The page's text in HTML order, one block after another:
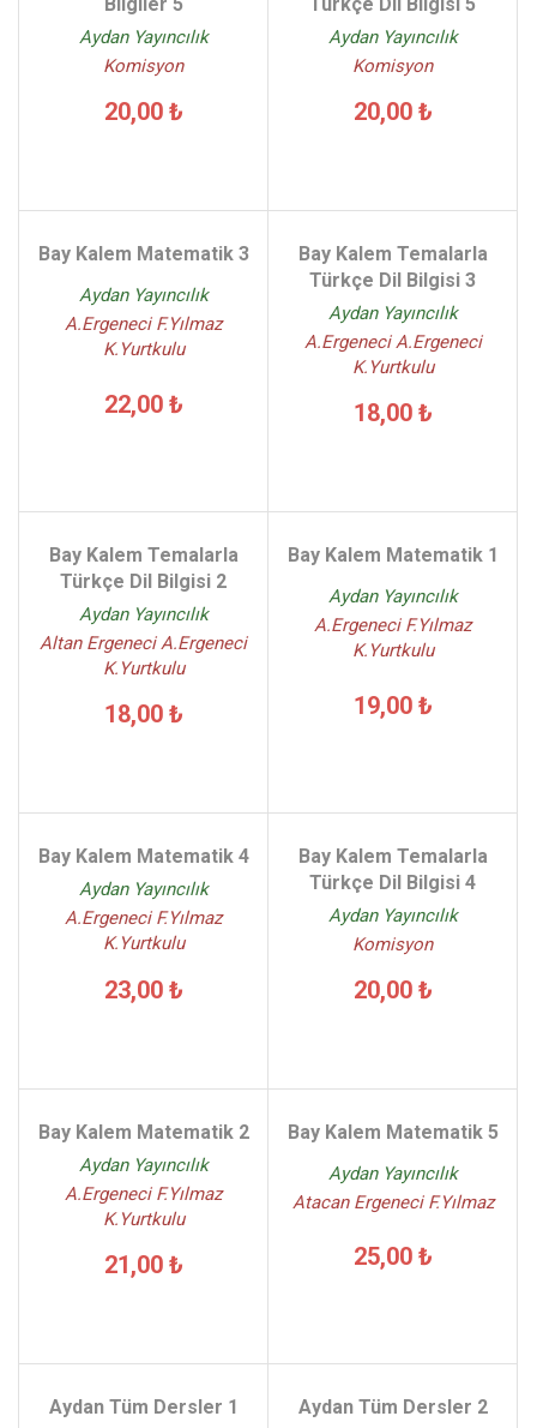
Aydan Yayıncılık
Komisyon
20,00 ₺
Aydan Yayıncılık
Komisyon
20,00 ₺
Bay Kalem Matematik 3
Aydan Yayıncılık
A.Ergeneci F.Yılmaz
K.Yurtkulu
22,00 ₺
Bay Kalem Temalarla
Türkçe Dil Bilgisi 3
Aydan Yayıncılık
A.Ergeneci A.Ergeneci
K.Yurtkulu
18,00 ₺
Bay Kalem Temalarla
Türkçe Dil Bilgisi 2
Aydan Yayıncılık
Altan Ergeneci A.Ergeneci
K.Yurtkulu
18,00 ₺
Bay Kalem Matematik 1
Aydan Yayıncılık
A.Ergeneci F.Yılmaz
K.Yurtkulu
19,00 ₺
Bay Kalem Matematik 4
Aydan Yayıncılık
A.Ergeneci F.Yılmaz
K.Yurtkulu
23,00 ₺
Bay Kalem Temalarla
Türkçe Dil Bilgisi 4
Aydan Yayıncılık
Komisyon
20,00 ₺
Bay Kalem Matematik 2
Aydan Yayıncılık
A.Ergeneci F.Yılmaz
K.Yurtkulu
21,00 ₺
Bay Kalem Matematik 5
Aydan Yayıncılık
Atacan Ergeneci F.Yılmaz
25,00 ₺
Aydan Tüm Dersler 1 Aydan Tüm Dersler 2